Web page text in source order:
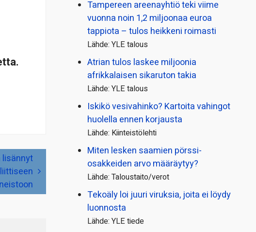
lisännyt
Tampereen areenayhtiö teki viime
vuonna noin 1,2 miljoonaa euroa
tappiota – tulos heikkeni roimasti
Lähde: YLE talous
Atrian tulos laskee miljoonia
afrikkalaisen sikaruton takia
Lähde: YLE talous
Iskikö vesivahinko? Kartoita vahingot
huolella ennen korjausta
Lähde: Kiinteistölehti
Miten lesken saamien pörssi­
osakkeiden arvo määräytyy?
Lähde: Taloustaito/verot
Tekoäly loi juuri viruksia, joita ei löydy
luonnosta
Lähde: YLE tiede